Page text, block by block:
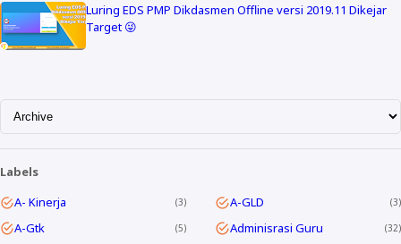
Luring EDS PMP Dikdasmen Offline versi 2019.11 Dikejar
Target 😜
Labels
A- Kinerja
3 A-GLD 3
A-Gtk 5 Adminisrasi Guru 32